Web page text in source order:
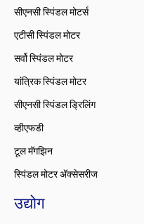
सीएनसी स्पिंडल मोटर्स
एटीसी स्पिंडल मोटर
सर्वो स्पिंडल मोटर
यांत्रिक स्पिंडल मोटर
सीएनसी स्पिंडल ड्रिलिंग
व्हीएफडी
टूल मॅगझिन
स्पिंडल मोटर ॲक्सेसरीज
उद्योग